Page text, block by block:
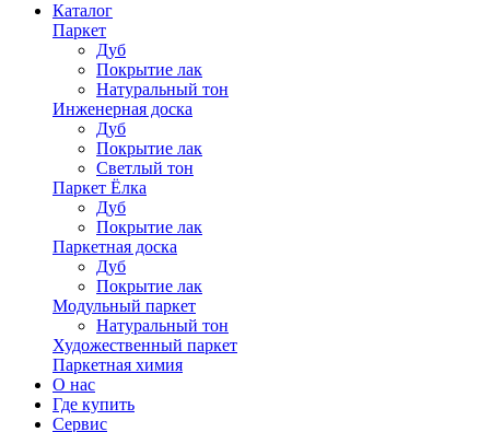
Каталог
Паркет
Дуб
Покрытие лак
Натуральный тон
Инженерная доска
Дуб
Покрытие лак
Светлый тон
Паркет Ёлка
Дуб
Покрытие лак
Паркетная доска
Дуб
Покрытие лак
Модульный паркет
Натуральный тон
Художественный паркет
Паркетная химия
О нас
Где купить
Сервис